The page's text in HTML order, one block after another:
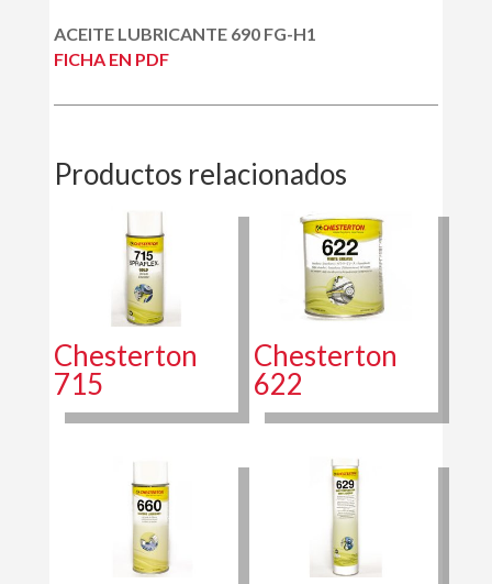
ACEITE LUBRICANTE 690 FG-H1
FICHA EN PDF
Productos relacionados
Chesterton
715
Chesterton
622